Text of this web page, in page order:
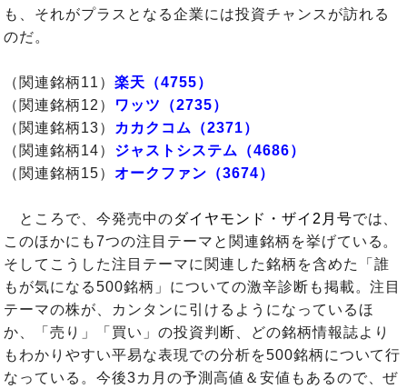
も、それがプラスとなる企業には投資チャンスが訪れる
のだ。
（関連銘柄11）楽天（4755）
（関連銘柄12）
ワッツ（2735）
（関連銘柄13）
カカクコム（2371）
（関連銘柄14） ジャストシステム（4686）
（関連銘柄15）オークファン（3674）
ところで、今発売中のダイヤモンド・ザイ2月号では、
このほかにも7つの注目テーマと関連銘柄を挙げている。
そしてこうした注目テーマに関連した銘柄を含めた「誰
もが気になる500銘柄」についての激辛診断も掲載。注目
テーマの株が、カンタンに引けるようになっているほ
か、「売り」「買い」の投資判断、どの銘柄情報誌より
もわかりやすい平易な表現での分析を500銘柄について行
なっている。今後3カ月の予測高値＆安値もあるので、ぜ